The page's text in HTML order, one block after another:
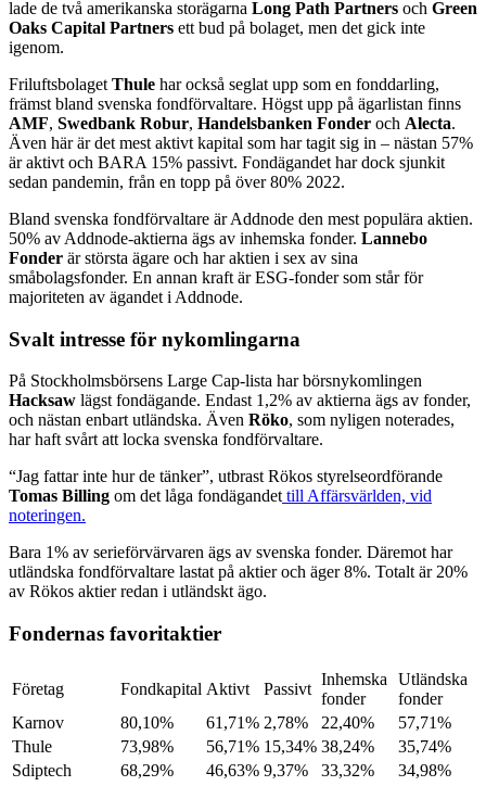
lade de två amerikanska storägarna Long Path Partners och Green
Oaks Capital Partners ett bud på bolaget, men det gick inte
igenom.
Friluftsbolaget Thule har också seglat upp som en fond­darling,
främst bland svenska fondförvaltare. Högst upp på ägarlistan finns
AMF, Swedbank Robur, Handelsbanken Fonder och Alecta.
Även här är det mest aktivt kapital som har tagit sig in – nästan 57%
är aktivt och BARA 15% passivt. Fondägandet har dock sjunkit
sedan pandemin, från en topp på över 80% 2022.
Bland svenska fondförvaltare är Addnode den mest populära aktien.
50% av Addnode-aktierna ägs av inhemska fonder. Lannebo
Fonder är största ägare och har aktien i sex av sina
småbolagsfonder. En annan kraft är ESG-fonder som står för
majoriteten av ägandet i Addnode.
Svalt intresse för nykomlingarna
På Stockholmsbörsens Large Cap-lista har börsnykomlingen
Hacksaw lägst fondägande. Endast 1,2% av aktierna ägs av fonder,
och nästan enbart utländska. Även Röko, som nyligen noterades,
har haft svårt att locka svenska fondförvaltare.
“Jag fattar inte hur de tänker”, utbrast Rökos styrelseordförande
Tomas Billing om det låga fondägandet till Affärsvärlden, vid
noteringen.
Bara 1% av serieförvärvaren ägs av svenska fonder. Däremot har
utländska fondförvaltare lastat på aktier och äger 8%. Totalt är 20%
av Rökos aktier redan i utländskt ägo.
Fondernas favoritaktier
Företag Fondkapital Aktivt Passivt
Inhemska
fonder
Utländska
fonder
Karnov
80,10% 61,71% 2,78% 22,40%
57,71%
Thule
73,98% 56,71% 15,34% 38,24%
35,74%
Sdiptech
68,29% 46,63% 9,37% 33,32%
34,98%